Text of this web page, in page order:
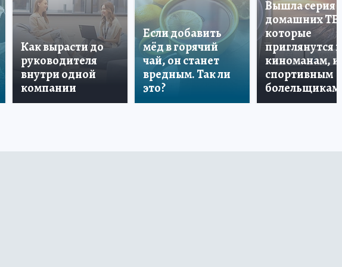
Как вырасти до
руководителя
внутри одной
компании
Если добавить
мёд в горячий
чай, он станет
вредным. Так ли
это?
Вышла серия
домашних ТВ,
которые
приглянутся и
киноманам, и
спортивным
болельщикам